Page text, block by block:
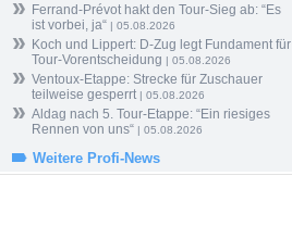
Ferrand-Prévot hakt den Tour-Sieg ab: “Es
ist vorbei, ja“ | 05.08.2026
Koch und Lippert: D-Zug legt Fundament für
Tour-Vorentscheidung | 05.08.2026
Ventoux-Etappe: Strecke für Zuschauer
teilweise gesperrt| 05.08.2026
Aldag nach 5. Tour-Etappe: “Ein riesiges
Rennen von uns“ | 05.08.2026
Weitere Profi-News